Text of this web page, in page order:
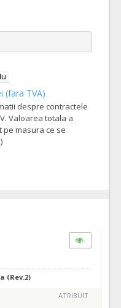
(fara TVA)
despre contractele
Valoarea totala a
pe masura ce se
(Rev.2)
ATRIBUIT